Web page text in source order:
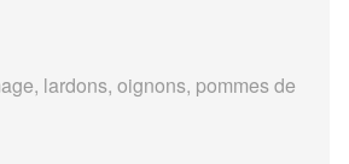
lardons, oignons, pommes de